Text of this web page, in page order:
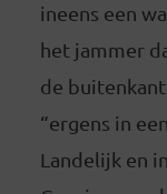
ineens een
het jammer
de
“ergens in
Landelijk en